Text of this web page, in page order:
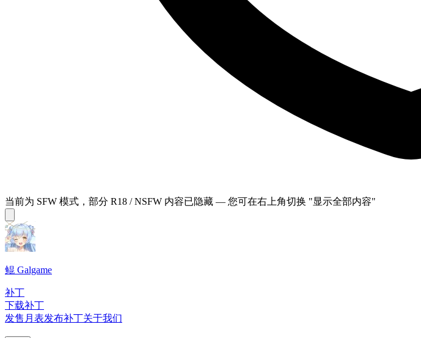
当前为 SFW 模式，部分 R18 / NSFW 内容已隐藏 — 您可在右上角切换 "显示全部内容"
鲲 Galgame
补丁
下载补丁
发售月表发布补丁关于我们